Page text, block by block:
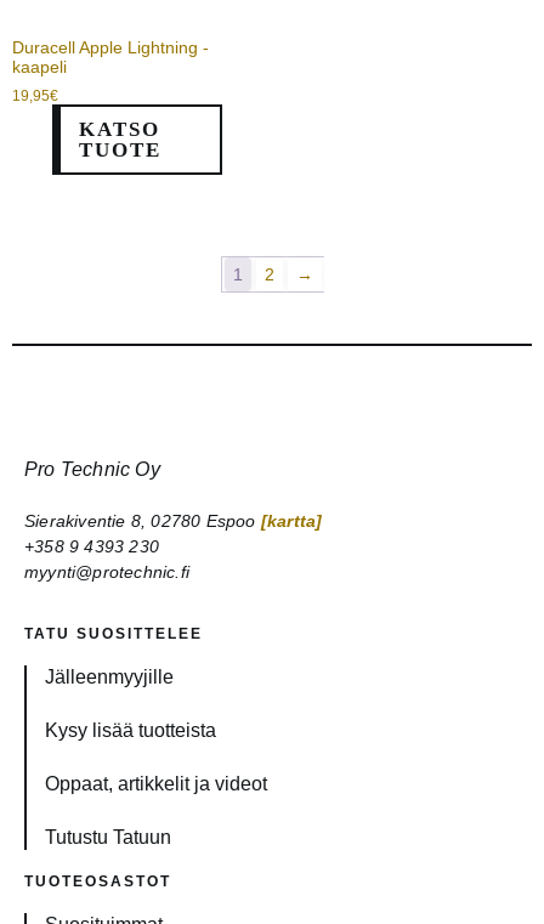
Duracell Apple Lightning -
kaapeli
19,95€
KATSO
TUOTE
1 2 →
Pro Technic Oy
Sierakiventie 8, 02780 Espoo [kartta]
+358 9 4393 230
myynti@protechnic.fi
TATU SUOSITTELEE
Jälleenmyyjille
Kysy lisää tuotteista
Oppaat, artikkelit ja videot
Tutustu Tatuun
TUOTEOSASTOT